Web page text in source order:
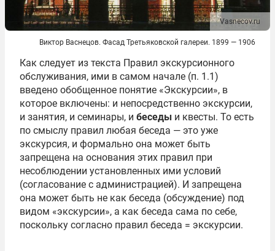
Vasnecov.ru
Виктор Васнецов. Фасад Третьяковской галереи. 1899 — 1906
Как следует из текста Правил экскурсионного
обслуживания, ими в самом начале (п. 1.1)
введено обобщенное понятие «Экскурсии», в
которое включены: и непосредственно экскурсии,
и занятия, и семинары, и беседы и квесты. То есть
по смыслу правил любая беседа — это уже
экскурсия, и формально она может быть
запрещена на основания этих правил при
несоблюдении установленных ими условий
(согласование с администрацией). И запрещена
она может быть не как беседа (обсуждение) под
видом «экскурсии», а как беседа сама по себе,
поскольку согласно правил беседа = экскурсии.